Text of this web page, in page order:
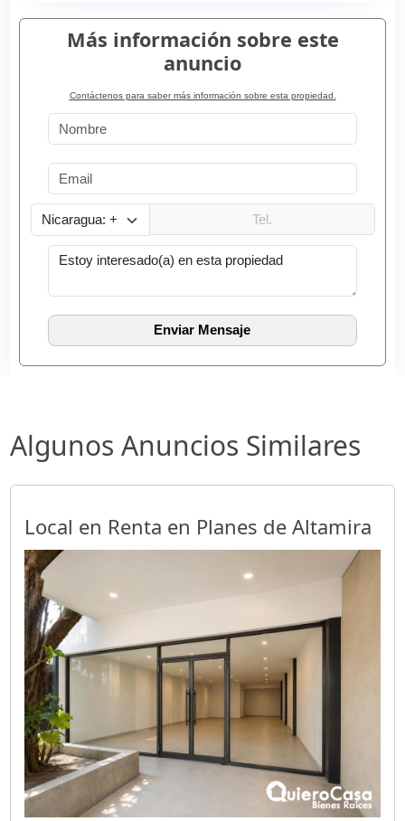
Más información sobre este
anuncio
Contáctenos para saber más información sobre esta propiedad.
Algunos Anuncios Similares
Local en Renta en Planes de Altamira